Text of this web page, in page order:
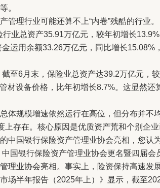
。
理行业可能还算不上“内卷”残酷的行业。
总资产35.91万亿元，较年初增长13.9%
运用余额33.26万亿元，同比增长15.08%
6月末，保险业总资产达39.2万亿元，较
材设备价格，比年初增长8.7%。这显然还
规模增速依然运行在高位，但分布并不
上存在。核心原因是优质资产荒和个别企业
国银行保险资产管理业协会亮相，您认
银行保险资产管理业协会更名暨四届会
理业协会亮相。事实上，险资保持高速发
场半年报告（2025年上）》显示，截至